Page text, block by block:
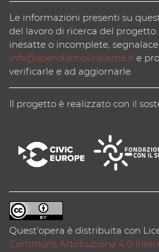
Le informazioni presenti su
del lavoro di ricerca del
inesatte o incomplete,
info@spendiamolinsieme.it e
verificarle e ad aggiornarle.
Il progetto è realizzato con il
Quest'opera è distribuita con
Commons Attribuzione 4.0